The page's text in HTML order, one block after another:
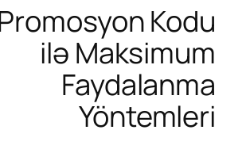
Kodu
ilə Maksimum
Faydalanma
Yöntemleri